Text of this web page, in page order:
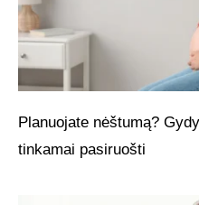
Planuojate nėštumą?
tinkamai pasiruošti